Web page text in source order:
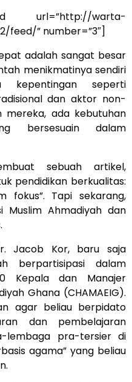
warta-
” number=”3″]
adalah sangat besar
menikmatinya sendiri
kepentingan seperti
dan aktor non-
mereka, ada kebutuhan
bersesuain dalam
sebuah artikel,
pendidikan berkualitas:
fokus”. Tapi sekarang,
Muslim Ahmadiyah dan
Jacob Kor, baru saja
berpartisipasi dalam
Kepala dan Manajer
Ghana (CHAMAEIG).
agar beliau berpidato
dan pembelajaran
lembaga pra-tersier di
agama” yang beliau